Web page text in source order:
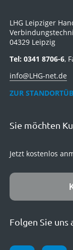
LHG Leipziger
04329 Leipzig
Tel: 0341 8706-6,
info@LHG-net.de
ZUR
Sie möchten
Jetzt kostenlos
Folgen Sie uns